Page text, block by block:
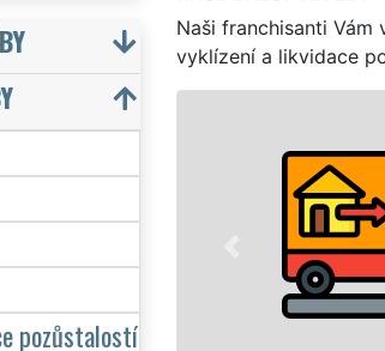
Naši franchisanti
vyklízení a likvidace
VYKLÍZENÍ A
v Tisové a celém okrese
pro jednotlivce, tak pro
VYKLÍZENÍ zajišťujeme
Naše služby
včetně víkendů a svátků
pozůstalostí